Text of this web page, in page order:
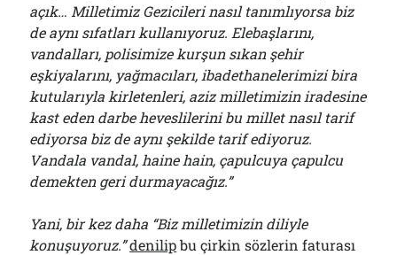
açık… Milletimiz Gezicileri nasıl tanımlıyorsa biz
de aynı sıfatları kullanıyoruz. Elebaşlarını,
vandalları, polisimize kurşun sıkan şehir
eşkiyalarını, yağmacıları, ibadethanelerimizi bira
kutularıyla kirletenleri, aziz milletimizin iradesine
kast eden darbe heveslilerini bu millet nasıl tarif
ediyorsa biz de aynı şekilde tarif ediyoruz.
Vandala vandal, haine hain, çapulcuya çapulcu
demekten geri durmayacağız.”
Yani, bir kez daha “Biz milletimizin diliyle
konuşuyoruz.”denilipbu çirkin sözlerin faturası